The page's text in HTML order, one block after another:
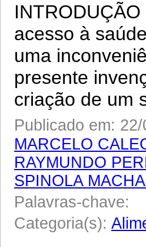
acesso à
uma
presente
criação de um
Publicado em:
MARCELO
RAYMUNDO
SPINOLA
Palavras-chave:
Categoria(s):